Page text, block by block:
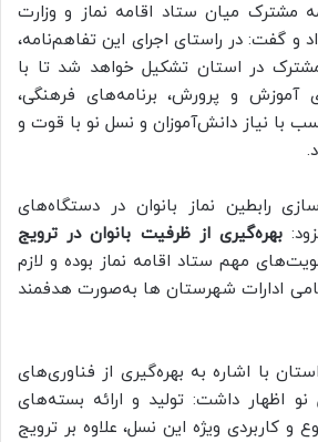
مشترک میان ستاد اقامه نماز و وزارت
و گفت: در راستای اجرای این تفاهم‌نامه،
در استان تشکیل خواهد شد تا با
آموزش و پرورش، برنامه‌های فرهنگی،
با نیاز دانش‌آموزان و نسل نو با قوت و
رابطین نماز بانوان در دستگاه‌های
بهره‌گیری از ظرفیت بانوان در ترویج
مهم ستاد اقامه نماز بوده و لازم
ادارات شهرستان ها به‌صورت هدفمند
با اشاره به بهره‌گیری از فناوری‌های
اظهار داشت: تولید و ارائه بسته‌های
و کاربردی ویژه این نسل، علاوه بر ترویج